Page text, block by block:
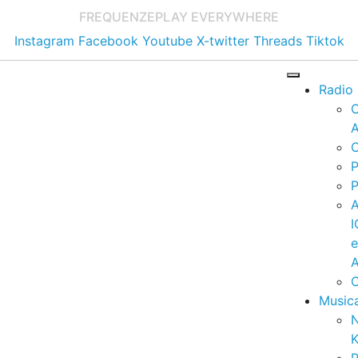
FREQUENZEPLAY EVERYWHERE
Instagram Facebook Youtube X-twitter Threads Tiktok
Radio
e